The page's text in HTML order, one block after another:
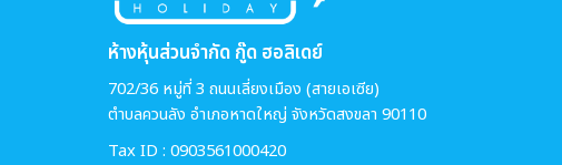
ห้างหุ้นส่วนจำกัด กู๊ด ฮอลิเดย์
702/36 หมู่ที่ 3 ถนนเลี่ยงเมือง (สายเอเซีย)
ตำบลควนลัง อำเภอหาดใหญ่ จังหวัดสงขลา 90110
Tax ID : 0903561000420